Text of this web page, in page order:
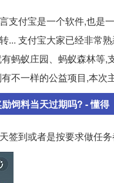
支付宝是一个软件,也
... 支付宝大家已经非常
蚂蚁庄园、蚂蚁森林等
不一样的公益项目,本次
饲料当天过期吗? - 懂得
签到或者是按要求做任